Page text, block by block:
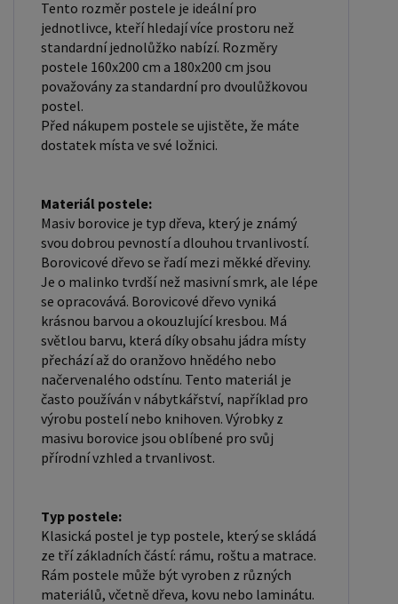
poskytuje dobrou podporu těla, cirkulaci vzduchu a
odvádění vlhkosti. Rošt postele je tvořen 12
příčkami, které jsou spojeny textilií, příčky roštu
jsou z masivu borovice. Mezery mezi příčkami jsou
cca 11 cm. Zpracování - lakovaná postel: Lakované
postele jsou oblíbené pro svůj elegantní vzhled a
odolnost. Lakovaný povrch je hladký, snadno se
Máte zájem o velkoobchodní spolupráci? Nebo
chcete získat zajímavou cenovou nabídku na větší
množství našich produktů? Obchodníkům a
firmám, nabízíme možnost nákupu na
velkoobchodní ceny. Zašlete poptávku na
ondera@seznam.cz, velice rádi se Vám budeme
věnovat. Popřípadě se zaregistrujte se ( "
UŽIVATEL " - v horní liště ), vyplníte osobní údaje a
zakliknete " MÁME ZÁJEM O VELKOOBCHODNÍ
SPOLUPRÁCI " a zadáte fakturační údaje. Po jejich
kontrole, Vám bude povolen přístup do
Tento rozměr postele je ideální pro
jednotlivce, kteří hledají více prostoru než
standardní jednolůžko nabízí. Rozměry
postele 160x200 cm a 180x200 cm jsou
považovány za standardní pro dvoulůžkovou
postel.
Před nákupem postele se ujistěte, že máte
dostatek místa ve své ložnici.
Materiál postele:
Masiv borovice je typ dřeva, který je známý
svou dobrou pevností a dlouhou trvanlivostí.
Borovicové dřevo se řadí mezi měkké dřeviny.
Je o malinko tvrdší než masivní smrk, ale lépe
se opracovává. Borovicové dřevo vyniká
krásnou barvou a okouzlující kresbou. Má
světlou barvu, která díky obsahu jádra místy
přechází až do oranžovo hnědého nebo
načervenalého odstínu. Tento materiál je
často používán v nábytkářství, například pro
výrobu postelí nebo knihoven. Výrobky z
masivu borovice jsou oblíbené pro svůj
přírodní vzhled a trvanlivost.
Typ postele:
Klasická postel je typ postele, který se skládá
ze tří základních částí: rámu, roštu a matrace.
Rám postele může být vyroben z různých
materiálů, včetně dřeva, kovu nebo laminátu.